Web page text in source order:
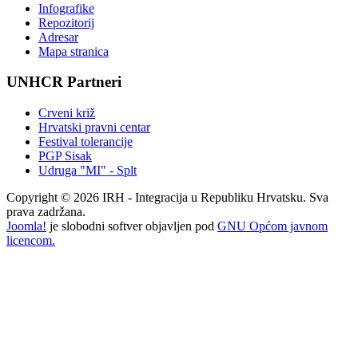
Infografike
Repozitorij
Adresar
Mapa stranica
UNHCR Partneri
Crveni križ
Hrvatski pravni centar
Festival tolerancije
PGP Sisak
Udruga "MI" - Splt
Copyright © 2026 IRH - Integracija u Republiku Hrvatsku. Sva
prava zadržana.
Joomla! je slobodni softver objavljen pod GNU Općom javnom
licencom.